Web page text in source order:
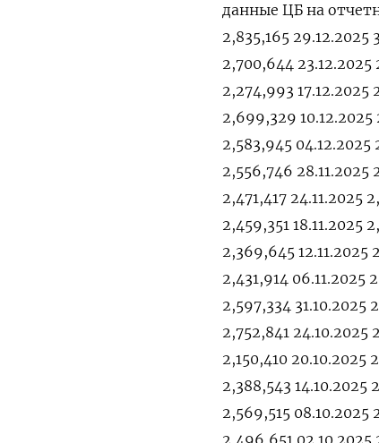
‍данные ‍ЦБ на
2,835,165 29.12.2025
2,700,644 23.12.2025
2,274,993 17.12.2025
2,699,329 10.12.2025
2,583,945 04.12.2025
2,556,746 28.11.2025
2,471,417 24.11.2025
2,459,351 18.11.2025
2,369,645 12.11.2025
2,431,914 06.11.2025
2,597,334 31.10.2025
2,752,841 24.10.2025
2,150,410 20.10.2025
2,388,543 14.10.2025
2,569,515 08.10.2025